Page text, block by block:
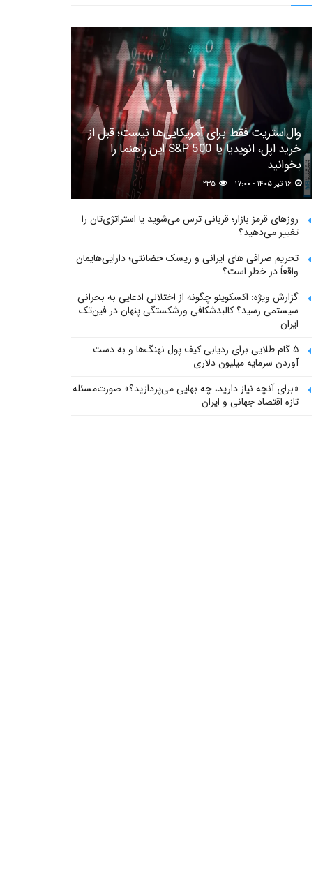
وال‌استریت فقط برای آمریکایی‌ها نیست؛ قبل از
خرید اپل، انویدیا یا S&P 500 این راهنما را
بخوانید
روزهای قرمز بازار؛ قربانی ترس می‌شوید یا استراتژی‌تان را
تغییر می‌دهید؟
تحریم صرافی های ایرانی و ریسک حضانتی؛ دارایی‌هایمان
واقعاً در خطر است؟
گزارش ویژه: اکسکوینو چگونه از اختلالی ادعایی به بحرانی
سیستمی رسید؟ کالبدشکافی ورشکستگی پنهان در فین‌تک
ایران
۵ گام طلایی برای ردیابی کیف پول‌ نهنگ‌ها و به دست
آوردن سرمایه میلیون دلاری
«برای آنچه نیاز دارید، چه بهایی می‌پردازید؟» صورت‌مسئله
تازه اقتصاد جهانی و ایران